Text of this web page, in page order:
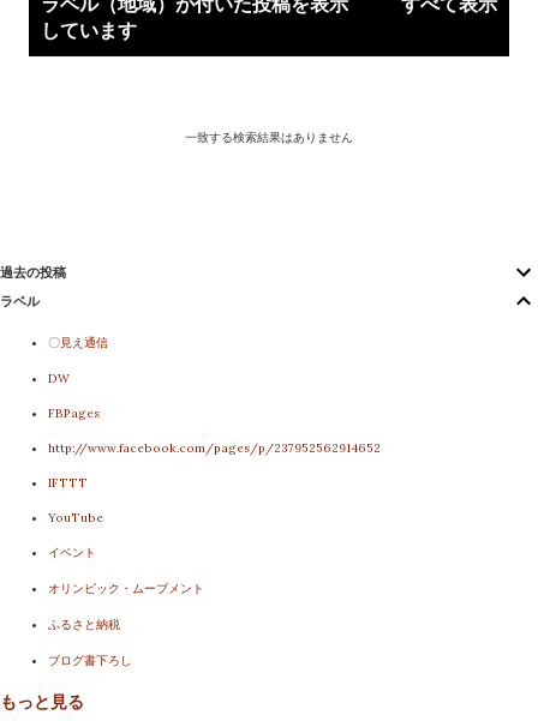
しています
一致する検索結果はありません
過去の投稿
ラベル
〇見え通信
DW
FBPages
http://www.facebook.com/pages/p/237952562914652
IFTTT
YouTube
イベント
オリンピック・ムーブメント
ふるさと納税
ブログ書下ろし
メディア露出
もっと見る